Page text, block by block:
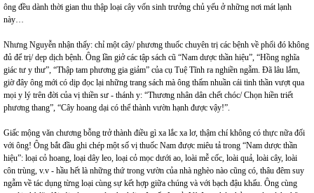
ông đều dành thời gian thu thập loại cây vốn sinh trưởng chủ yếu ở những nơi mát lạnh
này…
Nhưng Nguyễn nhận thấy: chỉ một cây/ phương thuốc chuyên trị các bệnh về phổi đó không
đủ để trị/ dẹp dịch bệnh. Ông lần giở các tập sách cũ “Nam dược thần hiệu”, “Hồng nghĩa
giác tư y thư”, “Thập tam phương gia giảm” của cụ Tuệ Tĩnh ra nghiền ngẫm. Đã lâu lắm,
giờ đây ông mới có dịp đọc lại những trang sách mà ông thấm nhuần cái tinh thần vượt qua
mọi y lý trên đời của vị thiền sư - thánh y: “Thương nhân dân chết chóc/ Chọn hiền triết
phương thang”, “Cây hoang dại có thể thành vườn hạnh được vậy!”.
Giấc mộng văn chương bỗng trở thành điều gì xa lắc xa lơ, thậm chí không có thực nữa đối
với ông! Ông bắt đầu ghi chép một số vị thuốc Nam được miêu tả trong “Nam dược thần
hiệu”: loại cỏ hoang, loại dây leo, loại cỏ mọc dưới ao, loài mễ cốc, loài quả, loài cây, loài
côn trùng, v.v - hầu hết là những thứ trong vườn của nhà nghèo nào cũng có, thâu đêm suy
ngẫm về tác dụng từng loại cùng sự kết hợp giữa chúng và với bạch đậu khấu. Ông cùng